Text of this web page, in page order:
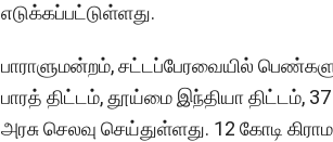
எடுக்கப்பட்டுள்ளது.
பாராளுமன்றம், சட்டப்பேரவையில்
பாரத் திட்டம், தூய்மை இந்தியா திட்டம்,
அரசு செலவு செய்துள்ளது. 12 கோடி